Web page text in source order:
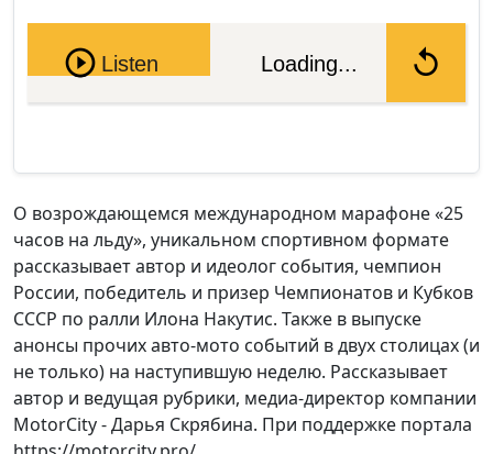
Pause
Listen Loading...
О возрождающемся международном марафоне «25
часов на льду», уникальном спортивном формате
рассказывает автор и идеолог события, чемпион
России, победитель и призер Чемпионатов и Кубков
СССР по ралли Илона Накутис. Также в выпуске
анонсы прочих авто-мото событий в двух столицах (и
не только) на наступившую неделю. Рассказывает
автор и ведущая рубрики, медиа-директор компании
MotorCity - Дарья Скрябина. При поддержке портала